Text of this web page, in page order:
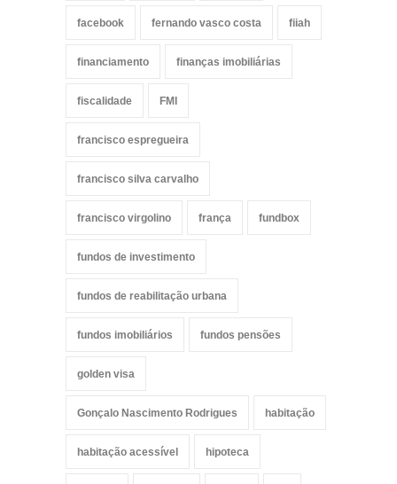
facebook fernando vasco costa fiiah
financiamento finanças imobiliárias
fiscalidade FMI
francisco espregueira
francisco silva carvalho
francisco virgolino frança fundbox
fundos de investimento
fundos de reabilitação urbana
fundos imobiliários fundos pensões
golden visa
Gonçalo Nascimento Rodrigues habitação
habitação acessível hipoteca